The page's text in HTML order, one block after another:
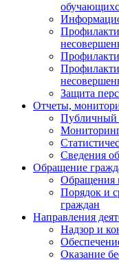
Защита
Отчеты,
Публичный
Сведения
Обращение
Обращения
Порядок и
граждан
Направления
Надзор и
Оказание